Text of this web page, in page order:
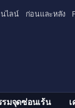
ไลน์ ก่อนและหลัง
มจุดซ่อนเร้น